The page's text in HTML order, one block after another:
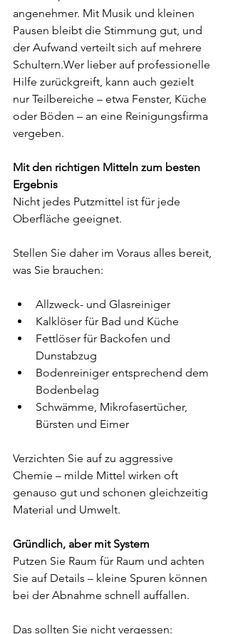
angenehmer. Mit Musik und kleinen
Pausen bleibt die Stimmung gut, und
der Aufwand verteilt sich auf mehrere
Schultern.Wer lieber auf professionelle
Hilfe zurückgreift, kann auch gezielt
nur Teilbereiche – etwa Fenster, Küche
oder Böden – an eine Reinigungsfirma
vergeben.
Mit den richtigen Mitteln zum besten
Ergebnis
Nicht jedes Putzmittel ist für jede
Oberfläche geeignet.
Stellen Sie daher im Voraus alles bereit,
was Sie brauchen:
Allzweck- und Glasreiniger
Kalklöser für Bad und Küche
Fettlöser für Backofen und
Dunstabzug
Bodenreiniger entsprechend dem
Bodenbelag
Schwämme, Mikrofasertücher,
Bürsten und Eimer
Verzichten Sie auf zu aggressive
Chemie – milde Mittel wirken oft
genauso gut und schonen gleichzeitig
Material und Umwelt.
Gründlich, aber mit System
Putzen Sie Raum für Raum und achten
Sie auf Details – kleine Spuren können
bei der Abnahme schnell auffallen.
Das sollten Sie nicht vergessen: